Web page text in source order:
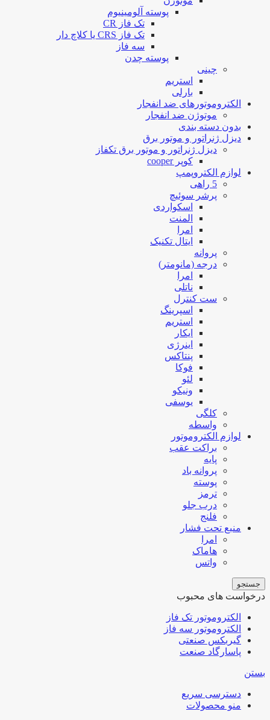
پوسته آلومینیوم
تک فاز CR
تک فاز CRS یا کلاچ دار
سه فاز
پوسته چدن
چینی
استریم
بارلی
الکتروموتورهای ضد انفجار
موتوژن ضد انفجار
بدون دسته بندی
دیزل ژنراتور و موتور برق
دیزل ژنراتور و موتور برق تکفاز
کوپر cooper
لوازم الکتروپمپ
5 راهی
پرشر سوئیچ
اسکواردی
المنت
امرا
ایتال تکنیک
پروانه
درجه (مانومتر)
امرا
ناتلی
ست کنترل
اسپرینگ
استریم
ایکار
اینرژی
پنتاکس
فوکا
لئو
ونیکو
یوسفی
کلگی
واسطه
لوازم الکتروموتور
براکت عقب
پایه
پروانه باد
پوسته
ترمز
درب جلو
فلنج
منبع تحت فشار
امرا
هاماک
واتس
جستجو
درخواست های محبوب
الکتروموتور تک فاز
الکتروموتور سه فاز
گیربکس صنعتی
پاسارگاد صنعت
بستن
دسترسی سریع
منو محصولات